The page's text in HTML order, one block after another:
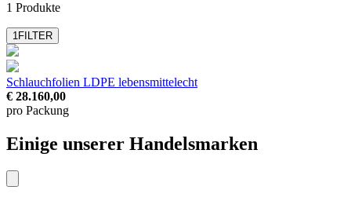
1 Produkte
1FILTER
Schlauchfolien LDPE lebensmittelecht
€ 28.160,00
pro Packung
Einige unserer Handelsmarken